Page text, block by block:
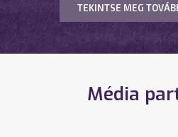
TEKINTSE MEG
Média